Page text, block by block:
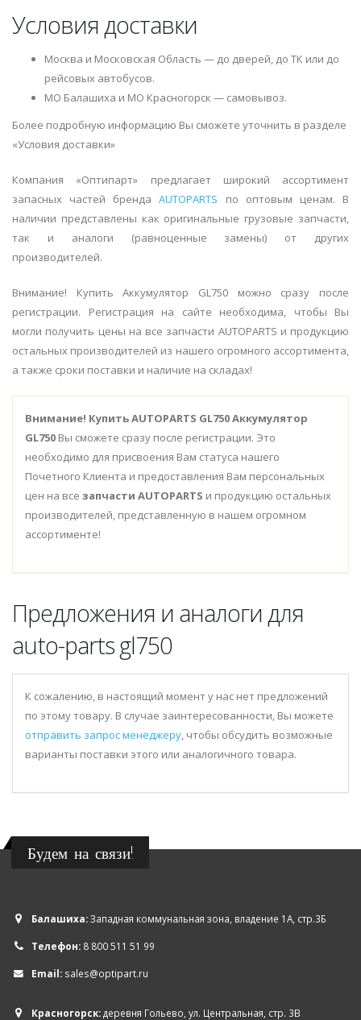
Условия доставки
Москва и Московская Область — до дверей, до ТК или до
рейсовых автобусов.
МО Балашиха и МО Красногорск — самовывоз.
Более подробную информацию Вы сможете уточнить в разделе
«Условия доставки»
Компания «Оптипарт» предлагает широкий ассортимент
запасных частей брендаAUTOPARTS по оптовым ценам. В
наличии представлены как оригинальные грузовые запчасти,
так и аналоги (равноценные замены) от других
производителей.
Внимание! Купить Аккумулятор GL750 можно сразу после
регистрации. Регистрация на сайте необходима, чтобы Вы
могли получить цены на все запчасти AUTOPARTS и продукцию
остальных производителей из нашего огромного ассортимента,
а также сроки поставки и наличие на складах!
Внимание! Купить AUTOPARTS GL750 Аккумулятор
GL750 Вы сможете сразу после регистрации. Это
необходимо для присвоения Вам статуса нашего
Почетного Клиента и предоставления Вам персональных
цен на все запчасти AUTOPARTS и продукцию остальных
производителей, представленную в нашем огромном
ассортименте!
Предложения и аналоги для
auto-parts gl750
К сожалению, в настоящий момент у нас нет предложений
по этому товару. В случае заинтересованности, Вы можете
отправить запрос менеджеру, чтобы обсудить возможные
варианты поставки этого или аналогичного товара.
Будем на связи!
Балашиха:Западная коммунальная зона, владение 1А, стр.3Б
Телефон: 8 800 511 51 99
Email: sales@optipart.ru
Красногорск:деревня Гольево, ул. Центральная, стр. 3В